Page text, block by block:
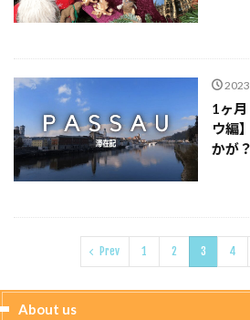
1ヶ
ウ編
かが？
Prev 1 2 3 4
About us